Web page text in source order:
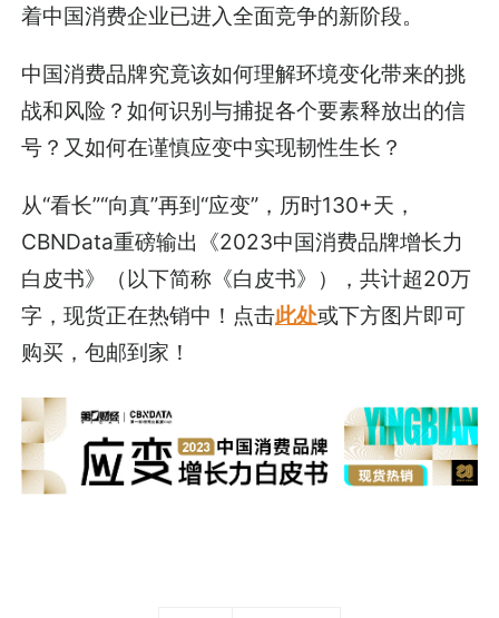
着中国消费企业已进入全面竞争的新阶段。
中国消费品牌究竟该如何理解环境变化带来的挑
战和风险？如何识别与捕捉各个要素释放出的信
号？又如何在谨慎应变中实现韧性生长？
从“看长”“向真”再到“应变”，历时130+天，
CBNData重磅输出《2023中国消费品牌增长力
白皮书》（以下简称《白皮书》），共计超20万
字，现货正在热销中！点击此处或下方图片即可
购买，包邮到家！